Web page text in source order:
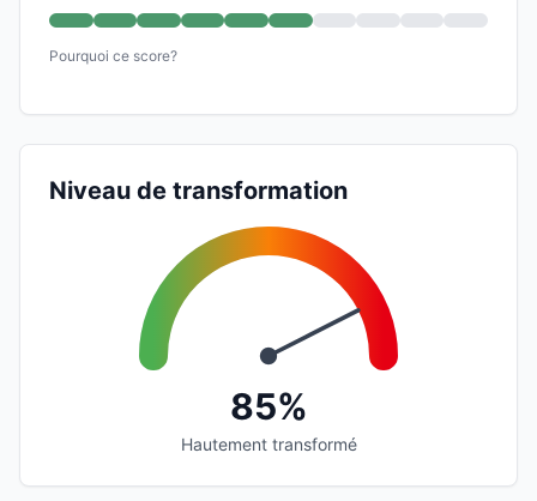
Pourquoi ce score?
Niveau de transformation
85%
Hautement transformé